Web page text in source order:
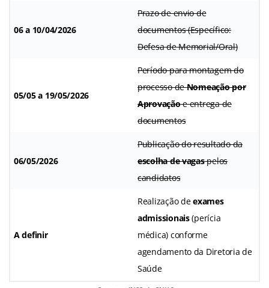
06 a 10/04/2026
Prazo de envio de
documentos (Específico:
Defesa de Memorial/Oral)
05/05 a 19/05/2026
Período para montagem do
processo deNomeação por
Aprovaçãoe entrega de
documentos
06/05/2026
Publicação do resultado da
escolha de vagaspelos
candidatos
A definir
Realização deexames
admissionais(perícia
médica) conforme
agendamento da Diretoria de
Saúde